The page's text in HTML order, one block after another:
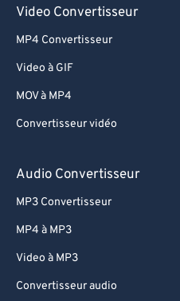
Video Convertisseur
MP4 Convertisseur
Video à GIF
MOV à MP4
Convertisseur vidéo
Audio Convertisseur
MP3 Convertisseur
MP4 à MP3
Video à MP3
Convertisseur audio